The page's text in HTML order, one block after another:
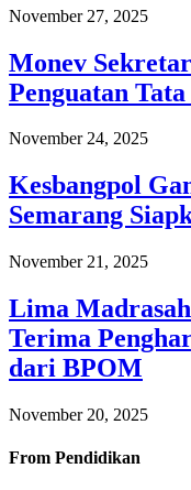
November 27, 2025
Monev
Penguatan
November 24, 2025
Kesbangpol
Semarang
November 21, 2025
Lima
Terima
dari BPOM
November 20, 2025
From Pendidikan